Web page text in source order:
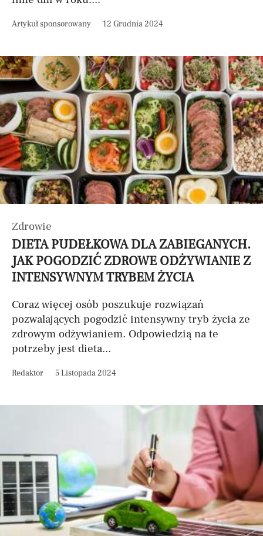
Artykuł sponsorowany 12 Grudnia 2024
Zdrowie
DIETA PUDEŁKOWA DLA ZABIEGANYCH.
JAK POGODZIĆ ZDROWE ODŻYWIANIE Z
INTENSYWNYM TRYBEM ŻYCIA
Coraz więcej osób poszukuje rozwiązań
pozwalających pogodzić intensywny tryb życia ze
zdrowym odżywianiem. Odpowiedzią na te
potrzeby jest dieta...
Redaktor 5 Listopada 2024